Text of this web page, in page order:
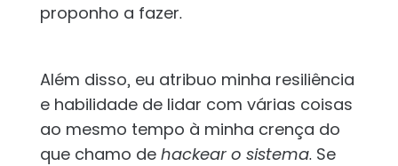
proponho a fazer.
Além disso, eu atribuo minha resiliência
e habilidade de lidar com várias coisas
ao mesmo tempo à minha crença do
que chamo de hackear o sistema. Se